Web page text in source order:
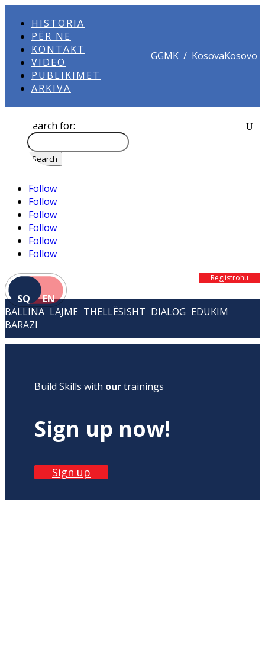
HISTORIA
PËR NE
KONTAKT
VIDEO
PUBLIKIMET
ARKIVA
GGMK / KosovaKosovo
Search for:
Follow
Follow
Follow
Follow
Follow
Follow
SQ EN
Regjistrohu
BALLINA LAJME THELLËSISHT DIALOG EDUKIM
BARAZI
Build Skills with ourtrainings
Sign up now!
Sign up